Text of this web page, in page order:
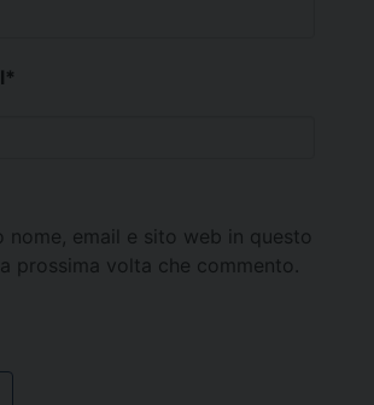
*
nome, email e sito web in questo
prossima volta che commento.